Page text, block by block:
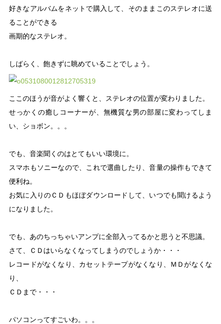
好きなアルバムをネットで購入して、そのままこのステレオに送
ることができる
画期的なステレオ。
しばらく、飽きずに眺めていることでしょう。
ここのほうが音がよく響くと、ステレオの位置が変わりました。
せっかくの癒しコーナーが、無機質な男の部屋に変わってしま
い、ショボン。。。
でも、音楽聞くのはとてもいい環境に。
スマホもソニーなので、これで選曲したり、音量の操作もできて
便利ね。
お気に入りのＣＤもほぼダウンロードして、いつでも聞けるよう
になりました。
でも、あのちっちゃいアンプに全部入ってるかと思うと不思議。
さて、ＣＤはいらなくなってしまうのでしょうか・・・
レコードがなくなり、カセットテープがなくなり、ＭＤがなくな
り、
ＣＤまで・・・
パソコンってすごいわ。。。